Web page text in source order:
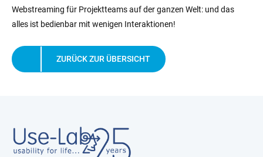
Webstreaming für Projektteams auf der ganzen Welt: und das
alles ist bedienbar mit wenigen Interaktionen!
ZURÜCK ZUR ÜBERSICHT